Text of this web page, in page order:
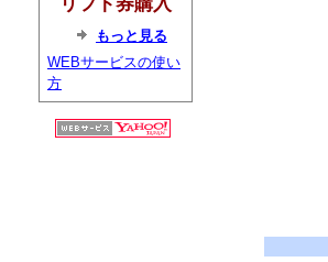
もっと見る
WEBサービスの使い
方